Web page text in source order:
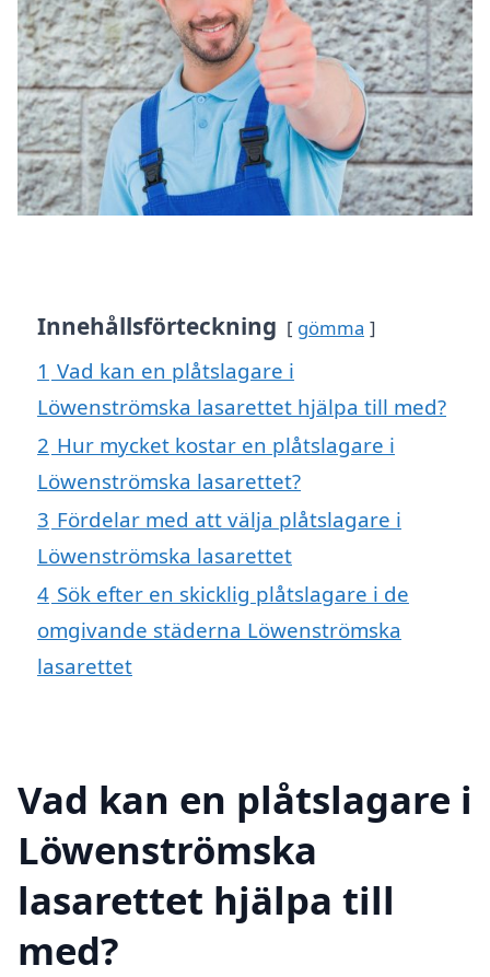
Innehållsförteckning gömma
1 Vad kan en plåtslagare i
Löwenströmska lasarettet hjälpa till med?
2 Hur mycket kostar en plåtslagare i
Löwenströmska lasarettet?
3 Fördelar med att välja plåtslagare i
Löwenströmska lasarettet
4 Sök efter en skicklig plåtslagare i de
omgivande städerna Löwenströmska
lasarettet
Vad kan en plåtslagare i
Löwenströmska
lasarettet hjälpa till
med?